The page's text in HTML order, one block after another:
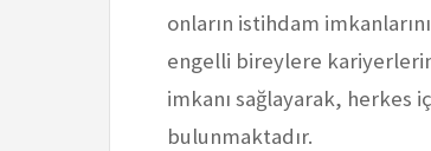
onların istihdam
engelli bireylere
imkanı sağlayarak, herkes
bulunmaktadır.